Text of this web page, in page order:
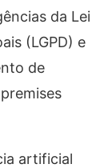
da Lei
(LGPD) e
de
artificial